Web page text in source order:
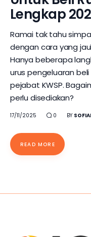
Lengkap
Ramai tak tahu
dengan cara yang
Hanya beberapa
urus pengeluaran
pejabat KWSP.
perlu disediakan?
17/11/2025 0 BY
READ MORE